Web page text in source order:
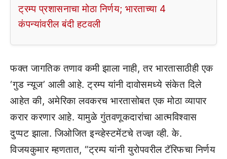
ट्रम्प प्रशासनाचा मोठा निर्णय; भारताच्या 4
कंपन्यांवरील बंदी हटवली
फक्त जागतिक तणाव कमी झाला नाही, तर भारतासाठीही एक
‘गुड न्यूज’ आली आहे. ट्रम्प यांनी दावोसमध्ये संकेत दिले
आहेत की, अमेरिका लवकरच भारतासोबत एक मोठा व्यापार
करार करणार आहे. यामुळे गुंतवणूकदारांचा आत्मविश्वास
दुप्पट झाला. जिओजित इन्व्हेस्टमेंटचे तज्ज्ञ व्ही. के.
विजयकुमार म्हणतात, “ट्रम्प यांनी युरोपवरील टॅरिफचा निर्णय